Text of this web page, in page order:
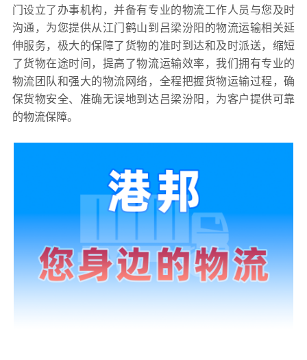
门设立了办事机构，并备有专业的物流工作人员与您及时
沟通，为您提供从江门鹤山到吕梁汾阳的物流运输相关延
伸服务，极大的保障了货物的准时到达和及时派送，缩短
了货物在途时间，提高了物流运输效率，我们拥有专业的
物流团队和强大的物流网络，全程把握货物运输过程，确
保货物安全、准确无误地到达吕梁汾阳，为客户提供可靠
的物流保障。